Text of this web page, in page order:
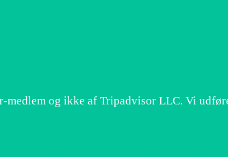
medlem og ikke af Tripadvisor LLC. Vi